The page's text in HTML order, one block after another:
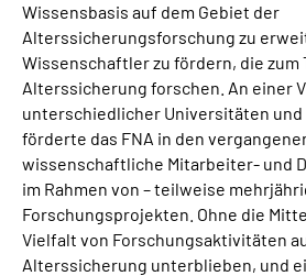
Wissensbasis auf dem Gebiet der
Alterssicherungsforschung zu
Wissenschaftler zu fördern, die zum
Alterssicherung forschen. An einer
unterschiedlicher Universitäten
förderte das FNA in den
wissenschaftliche Mitarbeiter- und
im Rahmen von – teilweise
Forschungsprojekten. Ohne die
Vielfalt von Forschungsaktivitäten
Alterssicherung unterblieben, und